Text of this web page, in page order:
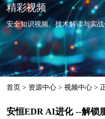
精彩视频
安全知识视频、技术解读与实
首页 > 资源中心 >视频中心 >
安恒EDR AI进化 --解锁